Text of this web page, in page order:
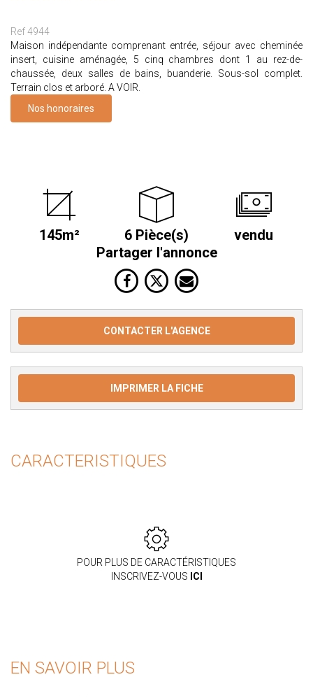
Ref 4944
Maison indépendante comprenant entrée, séjour avec cheminée
insert, cuisine aménagée, 5 cinq chambres dont 1 au rez-de-
chaussée, deux salles de bains, buanderie. Sous-sol complet.
Terrain clos et arboré. A VOIR.
Nos honoraires
145m² 6 Pièce(s)
vendu
Partager l'annonce
CONTACTER L'AGENCE
IMPRIMER LA FICHE
CARACTERISTIQUES
POUR PLUS DE CARACTÉRISTIQUES
INSCRIVEZ-VOUS ICI
EN SAVOIR PLUS